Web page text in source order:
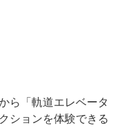
ら「軌道エレベータ
ションを体験できる